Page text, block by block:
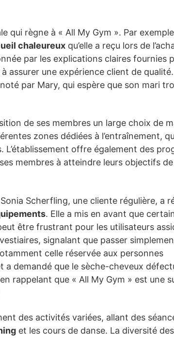
qui règne à « All My Gym ». Par
chaleureux qu’elle a reçu lors de
par les explications claires fournies
assurer une expérience client de qualité.
par Mary, qui espère que son mari
de ses membres un large choix de
zones dédiées à l’entraînement,
offre également des
membres à atteindre leurs objectifs
Scherfling, une cliente régulière, a
. Elle a mis en avant que
être frustrant pour les utilisateurs
signalant que passer
celle réservée aux personnes
demandé que le sèche-cheveux
rappelant que « All My Gym » est une
des activités variées, allant des
et les cours de danse. La diversité des